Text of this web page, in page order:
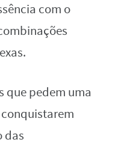
com o
que pedem uma
das